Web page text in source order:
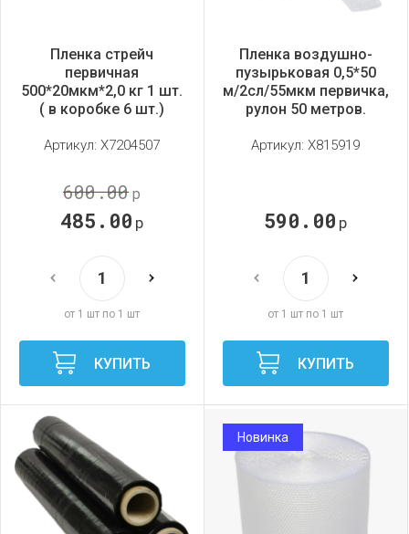
Пленка стрейч
первичная
500*20мкм*2,0 кг 1 шт.
( в коробке 6 шт.)
Артикул: X7204507
600.00р
485.00 р
от 1 шт по 1 шт
КУПИТЬ
Пленка воздушно-
пузырьковая 0,5*50
м/2сл/55мкм первичка,
рулон 50 метров.
Артикул: X815919
590.00 р
от 1 шт по 1 шт
КУПИТЬ
Новинка